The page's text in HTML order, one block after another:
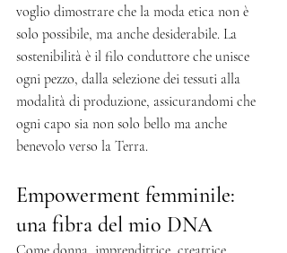
voglio dimostrare che la moda etica non è
solo possibile, ma anche desiderabile. La
sostenibilità è il filo conduttore che unisce
ogni pezzo, dalla selezione dei tessuti alla
modalità di produzione, assicurandomi che
ogni capo sia non solo bello ma anche
benevolo verso la Terra.
Empowerment femminile:
una fibra del mio DNA